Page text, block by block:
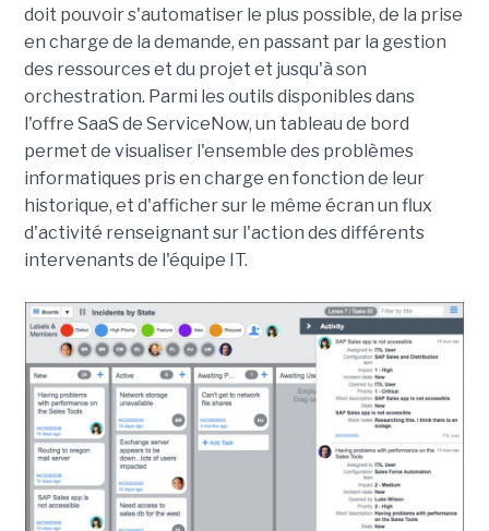
doit pouvoir s'automatiser le plus possible, de la prise
en charge de la demande, en passant par la gestion
des ressources et du projet et jusqu'à son
orchestration. Parmi les outils disponibles dans
l'offre SaaS de ServiceNow, un tableau de bord
permet de visualiser l'ensemble des problèmes
informatiques pris en charge en fonction de leur
historique, et d'afficher sur le même écran un flux
d'activité renseignant sur l'action des différents
intervenants de l'équipe IT.